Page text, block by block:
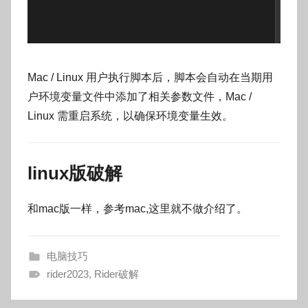
Mac / Linux 用户执行脚本后，脚本会自动在当期用
户环境变量文件中添加了相关参数文件，Mac /
Linux 需重启系统，以确保环境变量生效。
linux版破解
和mac版一样，参考mac,这里就不做介绍了。
电脑技巧
rider2023, Rider破解